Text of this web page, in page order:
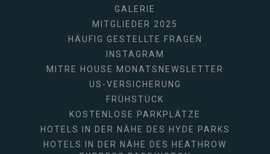
GALERIE
MITGLIEDER 2025
HÄUFIG GESTELLTE FRAGEN
INSTAGRAM
MITRE HOUSE MONATSNEWSLETTER
US-VERSICHERUNG
FRÜHSTÜCK
KOSTENLOSE PARKPLÄTZE
HOTELS IN DER NÄHE DES HYDE PARKS
HOTELS IN DER NÄHE DES HEATHROW